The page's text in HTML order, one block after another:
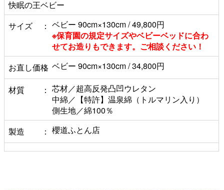
快眠の王ベビー
サイズ
ベビー 90cm×130cm / 49,800円
※保育園の規定サイズやベビーベッドに合わ
せてお造りもできます。ご相談ください！
お直し価格 ベビー 90cm×130cm / 34,800円
材質
芯材／超高反発凸凹ウレタン
中綿／【特許】温泉綿（トルマリン入り）
側生地／綿100％
製造
櫻道ふとん店